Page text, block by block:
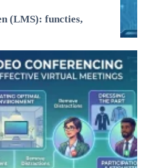
(LMS): functies,